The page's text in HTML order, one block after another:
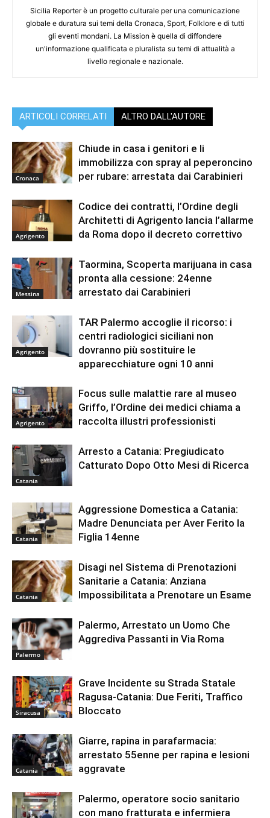
Sicilia Reporter è un progetto culturale per una comunicazione
globale e duratura sui temi della Cronaca, Sport, Folklore e di tutti
gli eventi mondani. La Mission è quella di diffondere
un'informazione qualificata e pluralista su temi di attualità a
livello regionale e nazionale.
ARTICOLI CORRELATI ALTRO DALL'AUTORE
Cronaca
Chiude in casa i genitori e li
immobilizza con spray al peperoncino
per rubare: arrestata dai Carabinieri
Agrigento
Codice dei contratti, l’Ordine degli
Architetti di Agrigento lancia l’allarme
da Roma dopo il decreto correttivo
Messina
Taormina, Scoperta marijuana in casa
pronta alla cessione: 24enne
arrestato dai Carabinieri
Agrigento
TAR Palermo accoglie il ricorso: i
centri radiologici siciliani non
dovranno più sostituire le
apparecchiature ogni 10 anni
Agrigento
Focus sulle malattie rare al museo
Griffo, l’Ordine dei medici chiama a
raccolta illustri professionisti
Catania
Arresto a Catania: Pregiudicato
Catturato Dopo Otto Mesi di Ricerca
Catania
Aggressione Domestica a Catania:
Madre Denunciata per Aver Ferito la
Figlia 14enne
Catania
Disagi nel Sistema di Prenotazioni
Sanitarie a Catania: Anziana
Impossibilitata a Prenotare un Esame
Palermo
Palermo, Arrestato un Uomo Che
Aggrediva Passanti in Via Roma
Siracusa
Grave Incidente su Strada Statale
Ragusa-Catania: Due Feriti, Traffico
Bloccato
Catania
Giarre, rapina in parafarmacia:
arrestato 55enne per rapina e lesioni
aggravate
Palermo, operatore socio sanitario
con mano fratturata e infermiera